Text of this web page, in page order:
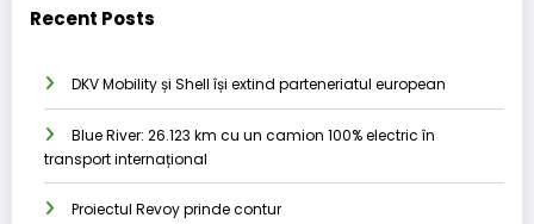
Recent Posts
DKV Mobility și Shell își extind parteneriatul european
Blue River: 26.123 km cu un camion 100% electric în
transport internațional
Proiectul Revoy prinde contur